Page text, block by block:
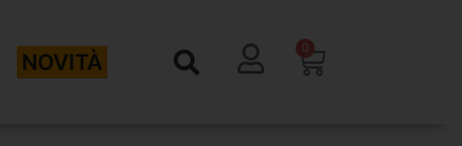
NOVITÀ
0